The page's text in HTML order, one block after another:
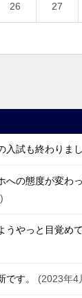
26 27
入試も終わりまし
への態度が変わ
うやっと目覚め
です。 2023年4